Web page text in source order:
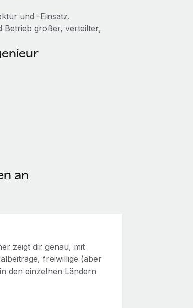
und -Einsatz.
Betrieb großer, verteilter,
an
zeigt dir genau, mit
freiwillige (aber
den einzelnen Ländern